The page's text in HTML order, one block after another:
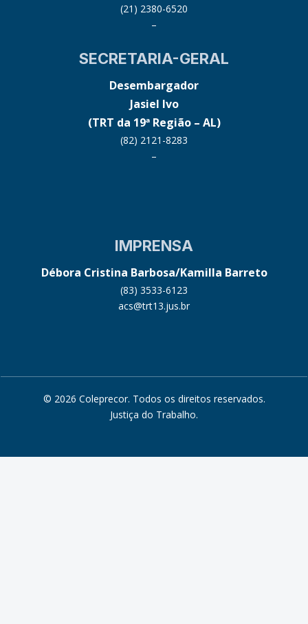
(21) 2380-6520
–
SECRETARIA-GERAL
Desembargador
Jasiel Ivo
(TRT da 19ª Região – AL)
(82) 2121-8283
–
IMPRENSA
Débora Cristina Barbosa/Kamilla Barreto
(83) 3533-6123
acs@trt13.jus.br
© 2026 Coleprecor. Todos os direitos reservados.
Justiça do Trabalho.